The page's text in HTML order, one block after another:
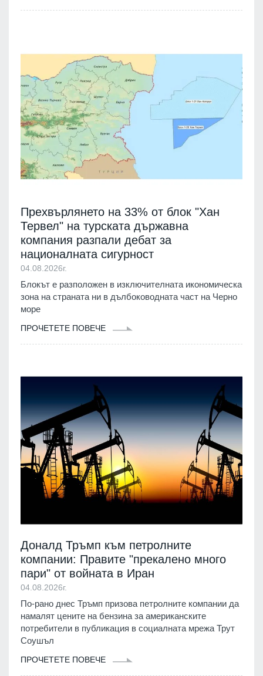
Прехвърлянето на 33% от блок "Хан
Тервел" на турската държавна
компания разпали дебат за
националната сигурност
04.08.2026г.
Блокът е разположен в изключителната икономическа
зона на страната ни в дълбоководната част на Черно
море
ПРОЧЕТЕТЕ ПОВЕЧЕ
Доналд Тръмп към петролните
компании: Правите "прекалено много
пари" от войната в Иран
04.08.2026г.
По-рано днес Тръмп призова петролните компании да
намалят цените на бензина за американските
потребители в публикация в социалната мрежа Трут
Соушъл
ПРОЧЕТЕТЕ ПОВЕЧЕ